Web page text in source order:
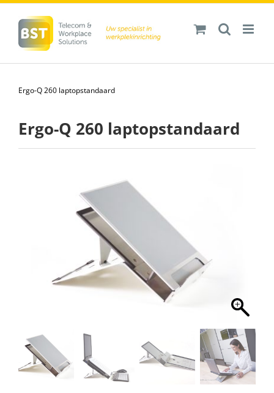
inhoud
Ergo-Q 260 laptopstandaard
Ergo-Q 260 laptopstandaard